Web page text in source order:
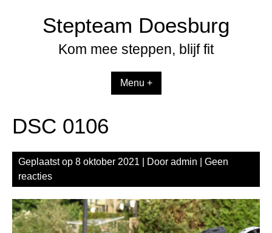
Stepteam Doesburg
Kom mee steppen, blijf fit
Menu +
DSC 0106
Geplaatst op 8 oktober 2021 | Door admin
Geen
reacties